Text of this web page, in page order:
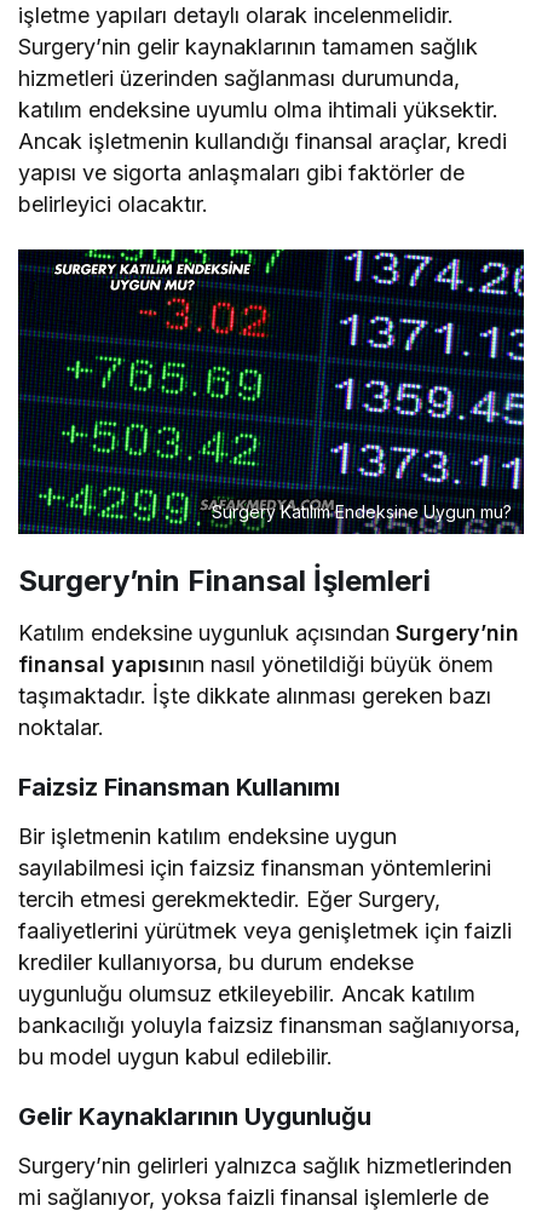
işletme yapıları detaylı olarak incelenmelidir.
Surgery’nin gelir kaynaklarının tamamen sağlık
hizmetleri üzerinden sağlanması durumunda,
katılım endeksine uyumlu olma ihtimali yüksektir.
Ancak işletmenin kullandığı finansal araçlar, kredi
yapısı ve sigorta anlaşmaları gibi faktörler de
belirleyici olacaktır.
Surgery Katılım Endeksine Uygun mu?
Surgery’nin Finansal İşlemleri
Katılım endeksine uygunluk açısındanSurgery’nin
finansal yapısının nasıl yönetildiği büyük önem
taşımaktadır. İşte dikkate alınması gereken bazı
noktalar.
Faizsiz Finansman Kullanımı
Bir işletmenin katılım endeksine uygun
sayılabilmesi için faizsiz finansman yöntemlerini
tercih etmesi gerekmektedir. Eğer Surgery,
faaliyetlerini yürütmek veya genişletmek için faizli
krediler kullanıyorsa, bu durum endekse
uygunluğu olumsuz etkileyebilir. Ancak katılım
bankacılığı yoluyla faizsiz finansman sağlanıyorsa,
bu model uygun kabul edilebilir.
Gelir Kaynaklarının Uygunluğu
Surgery’nin gelirleri yalnızca sağlık hizmetlerinden
mi sağlanıyor, yoksa faizli finansal işlemlerle de